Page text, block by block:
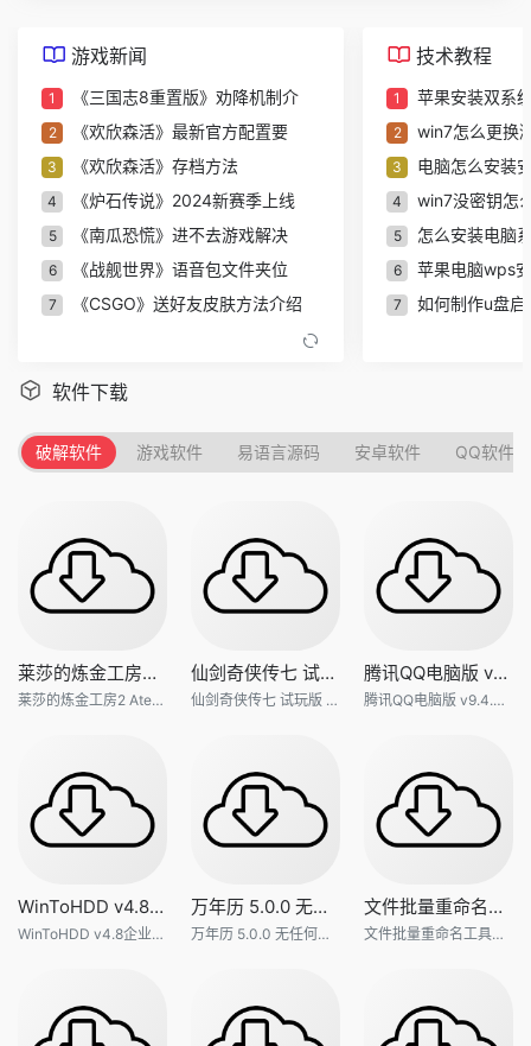
云顶之弈8比特终极大奖怎么开 8bit终极大奖开启
抖音等级表价格最新2024 1-75级等级价格对照表【
绝区零拉力委托隐藏区域在哪 拉力委托隐藏区域位
准了怎么添加档案 准了添加档案方法【详解】
元气骑士前传铸造消耗什么材料 元气骑士前传铸造
元气骑士前传秋梨村彩蛋具体位置在哪里 元气骑士
准了怎么查看星盘 准了查看星盘解读方法【详解】
元梦之星荷叶水上漂怎么玩 元梦之星荷叶水上漂玩
元梦之星荷叶水上漂地图星挑战攻略技巧【详解】
准了怎么删除历史记录 准了删除历史记录方法【详
dnf游戏里的炉岩核有什么用 dnf炉岩核作用介绍【
dnf游戏里的黑暗之眼储能器兑换位置在哪儿 dnf黑
我自为道新手开荒阵容怎么搭配 我自为道新手开荒
逆水寒手游如何转性 逆水寒手游转性方法介绍一览
逆水寒手游转性别劵获取方法一览【详解】
逆水寒手游易容丹获取方法介绍一览【详解】
逆水寒手游镜天阁电梯开启方法介绍一览【详解】
游戏新闻
1 《三国志8重置版》劝降机制介
2 《欢欣森活》最新官方配置要
3 《欢欣森活》存档方法
4 《炉石传说》2024新赛季上线
5 《南瓜恐慌》进不去游戏解决
6 《战舰世界》语音包文件夹位
7 《CSGO》送好友皮肤方法介绍
《过山车之心2》存档位置介绍
11 《三国志8 REMAKE》评测：自定
12 《过山车之星2》评测：世界补
14 原神5.2版本前瞻放出，烟谜主
15 《世界/崛起》新史低来袭！St
16 盘点近期Steam30元内超好评游
18 乱石堆中一粒砂金——《使命
21 IGN经典逆天骚操作名著——《
22 突然爆火的“网红游戏”，真的
何老师客串《浪人崛起》了？盘
25 最终幻想1411月12日更新公告
28 魔兽30周年直播预告：加入魔兽
技术教程
1 苹果安装双系
2 win7怎么更换
3 电脑怎么安装
4 win7没密钥怎
5 怎么安装电脑
6 苹果电脑wps
7 如何制作u盘
11 w7可以重装
12 win10虚拟机
14 ps软件字体导
15 老桃毛u盘重
16 电脑mc正版和
18 微pe安装win7
21 pe系统可以安
用手机重装电
平板电脑怎么
25 电脑更新安装
28 win是什么烟
软件下载
破解软件 游戏软件 易语言源码 安卓软件 QQ软件
莱莎的炼金工房2 Atelier Ryza
莱莎的炼金工房2 Atelier Ryza2 天翼云盘 v2.0
仙剑奇侠传七 试玩版 10.50G 天
仙剑奇侠传七 试玩版 10.50G 天翼云盘下载
腾讯QQ电脑版 v9.4.2(27655) 正
腾讯QQ电脑版 v9.4.2(27655) 正式版去除广告绿色精简纯净版
WinToHDD v4.8企业版 好用的系
WinToHDD v4.8企业版 好用的系统重装和克隆软件
万年历 5.0.0 无任何广告 Andr
万年历 5.0.0 无任何广告 Android 安卓 免费版
文件批量重命名工具Advanced R
文件批量重命名工具Advanced Renamer v3.87 中文绿色版 x86 x64